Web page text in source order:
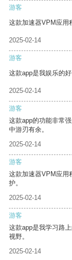
游客
这款加速器VPM应用
2025-02-14
游客
这款app是我娱乐的
2025-02-14
游客
这款app的功能非常
中游刃有余。
2025-02-14
游客
这款加速器VPM应用
护。
2025-02-14
游客
这款app是我学习路
视野。
2025-02-14